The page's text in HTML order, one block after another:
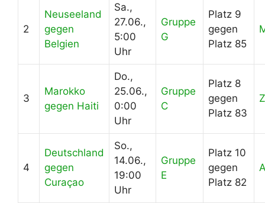
2
Neuseeland
gegen
Belgien
Sa.,
27.06.,
5:00
Uhr
Gruppe
G
Platz 9
gegen
Platz 85
3
Marokko
gegen Haiti
Do.,
25.06.,
0:00
Uhr
Gruppe
C
Platz 8
gegen
Platz 83
4
Deutschland
gegen
Curaçao
So.,
14.06.,
19:00
Uhr
Gruppe
E
Platz 10
gegen
Platz 82